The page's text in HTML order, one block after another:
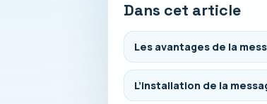
Dans cet article
Les avantages de la
L’installation de la